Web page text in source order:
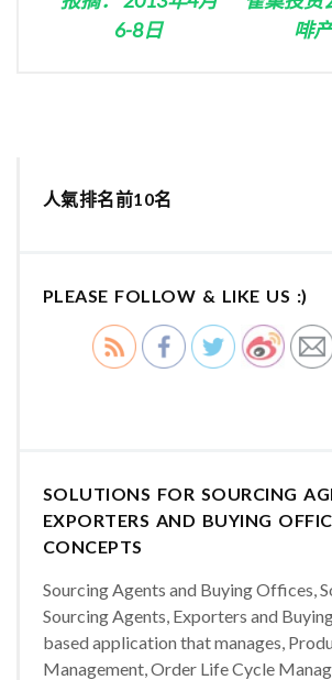
6-8日
啡
人氣排名前10名
PLEASE FOLLOW & LIKE US :)
SOLUTIONS FOR SOURCING
EXPORTERS AND BUYING
CONCEPTS
Sourcing Agents and Buying Offices,
Sourcing Agents, Exporters and
based application that manages,
Management, Order Life Cycle